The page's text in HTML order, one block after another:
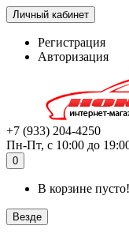
Личный кабинет
Регистрация
Авторизация
+7 (933) 204-4250
Пн-Пт, с 10:00 до
0
В корзине пусто!
Везде